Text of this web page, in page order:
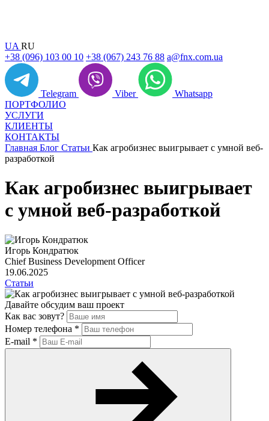
UA RU
+38 (096) 103 00 10 +38 (067) 243 76 88 a@fnx.com.ua
Telegram Viber
Whatsapp
ПОРТФОЛИО
УСЛУГИ
КЛИЕНТЫ
КОНТАКТЫ
Главная Блог Статьи Как агробизнес выигрывает с умной веб-
разработкой
Как агробизнес выигрывает
с умной веб-разработкой
Игорь Кондратюк
Chief Business Development Officer
19.06.2025
Статьи
Давайте обсудим ваш проект
Как вас зовут?
Номер телефона *
E-mail *